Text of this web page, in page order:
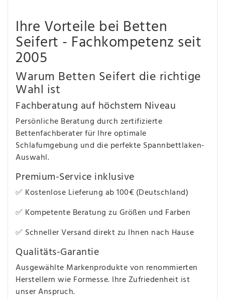
Ihre Vorteile bei Betten
Seifert - Fachkompetenz seit
2005
Warum Betten Seifert die richtige
Wahl ist
Fachberatung auf höchstem Niveau
Persönliche Beratung durch zertifizierte
Bettenfachberater für Ihre optimale
Schlafumgebung und die perfekte Spannbettlaken-
Auswahl.
Premium-Service inklusive
✅ Kostenlose Lieferung ab 100€ (Deutschland)
✅ Kompetente Beratung zu Größen und Farben
✅ Schneller Versand direkt zu Ihnen nach Hause
Qualitäts-Garantie
Ausgewählte Markenprodukte von renommierten
Herstellern wie Formesse. Ihre Zufriedenheit ist
unser Anspruch.